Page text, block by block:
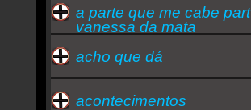
a parte que me cabe part
vanessa da mata
acho que dá
acontecimentos